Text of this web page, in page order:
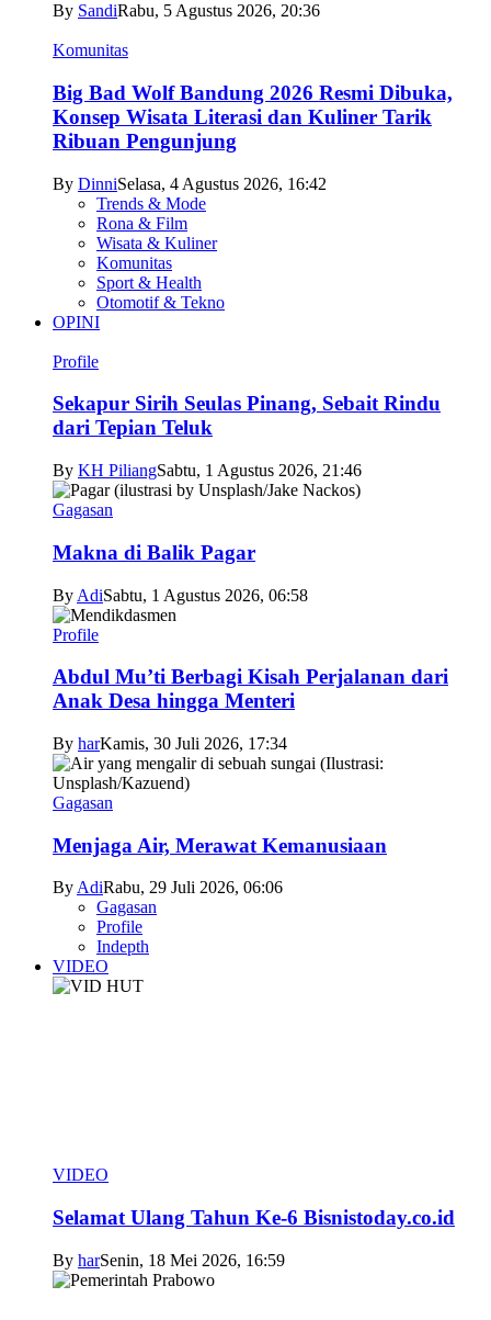
By SandiRabu, 5 Agustus 2026, 20:36
Komunitas
Big Bad Wolf Bandung 2026 Resmi Dibuka,
Konsep Wisata Literasi dan Kuliner Tarik
Ribuan Pengunjung
By DinniSelasa, 4 Agustus 2026, 16:42
Trends & Mode
Rona & Film
Wisata & Kuliner
Komunitas
Sport & Health
Otomotif & Tekno
OPINI
Profile
Sekapur Sirih Seulas Pinang, Sebait Rindu
dari Tepian Teluk
By KH PiliangSabtu, 1 Agustus 2026, 21:46
Gagasan
Makna di Balik Pagar
By AdiSabtu, 1 Agustus 2026, 06:58
Profile
Abdul Mu’ti Berbagi Kisah Perjalanan dari
Anak Desa hingga Menteri
By harKamis, 30 Juli 2026, 17:34
Gagasan
Menjaga Air, Merawat Kemanusiaan
ByAdiRabu, 29 Juli 2026, 06:06
Gagasan
Profile
Indepth
VIDEO
VIDEO
Selamat Ulang Tahun Ke-6 Bisnistoday.co.id
By harSenin, 18 Mei 2026, 16:59